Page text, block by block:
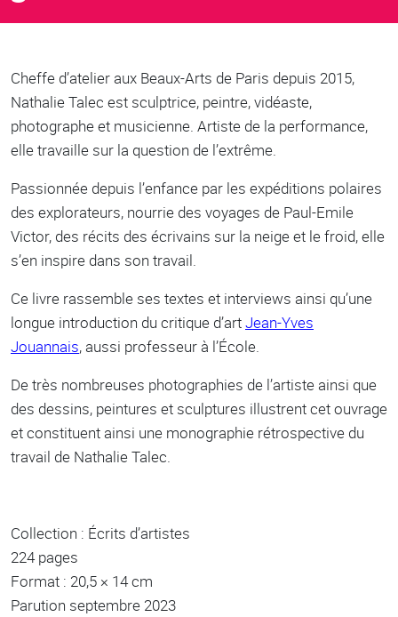
Cheffe d’atelier aux Beaux-Arts de Paris depuis 2015,
Nathalie Talec est sculptrice, peintre, vidéaste,
photographe et musicienne. Artiste de la performance,
elle travaille sur la question de l’extrême.
Passionnée depuis l’enfance par les expéditions polaires
des explorateurs, nourrie des voyages de Paul-Emile
Victor, des récits des écrivains sur la neige et le froid, elle
s’en inspire dans son travail.
Ce livre rassemble ses textes et interviews ainsi qu’une
longue introduction du critique d’artJean-Yves
Jouannais, aussi professeur à l’École.
De très nombreuses photographies de l’artiste ainsi que
des dessins, peintures et sculptures illustrent cet ouvrage
et constituent ainsi une monographie rétrospective du
travail de Nathalie Talec.
Collection : Écrits d’artistes
224 pages
Format : 20,5 × 14 cm
Parution septembre 2023